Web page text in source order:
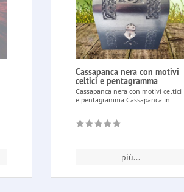
Cassapanca nera con motivi
celtici e pentagramma
Cassapanca nera con motivi celtici
e pentagramma Cassapanca in...
più...